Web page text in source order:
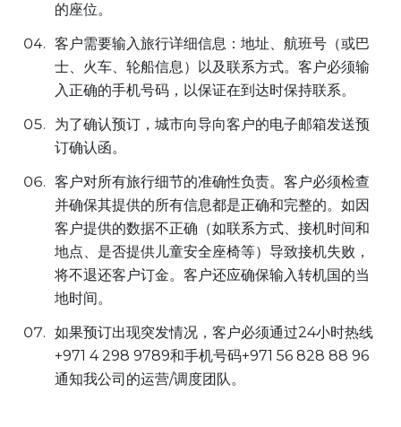
的座位。
客户需要输入旅行详细信息：地址、航班号（或巴
士、火车、轮船信息）以及联系方式。客户必须输
入正确的手机号码，以保证在到达时保持联系。
为了确认预订，城市向导向客户的电子邮箱发送预
订确认函。
客户对所有旅行细节的准确性负责。客户必须检查
并确保其提供的所有信息都是正确和完整的。如因
客户提供的数据不正确（如联系方式、接机时间和
地点、是否提供儿童安全座椅等）导致接机失败，
将不退还客户订金。客户还应确保输入转机国的当
地时间。
如果预订出现突发情况，客户必须通过24小时热线
+971 4 298 9789和手机号码+971 56 828 88 96
通知我公司的运营/调度团队。